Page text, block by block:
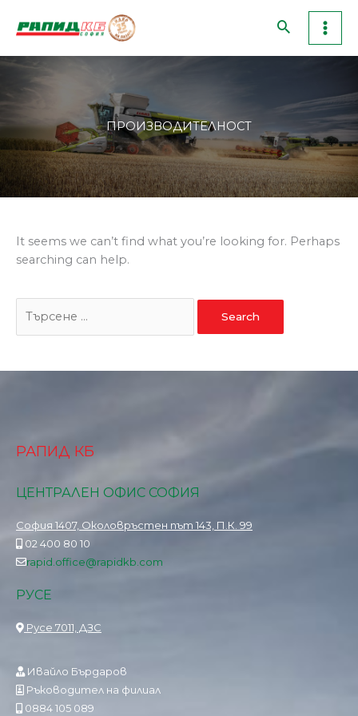
ПРОИЗВОДИТЕЛНОСТ
It seems we can’t find what you’re looking for. Perhaps
searching can help.
for:
РАПИД КБ
ЦЕНТРАЛЕН ОФИС СОФИЯ
София 1407, Околовръстен път 143, П.К. 99
02 400 80 10
rapid.office@rapidkb.com
РУСЕ
Русе 7011, ДЗС
Ивайло Бърдаров
Ръководител на филиал
0884 105 089